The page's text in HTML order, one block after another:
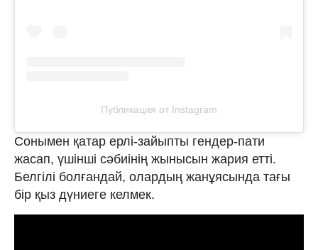
Публикация от Instagram
Сонымен қатар ерлі-зайыпты гендер-пати
жасап, үшінші сәбиінің жынысын жария етті.
Белгілі болғандай, олардың жанұясында тағы
бір қыз дүниеге келмек.